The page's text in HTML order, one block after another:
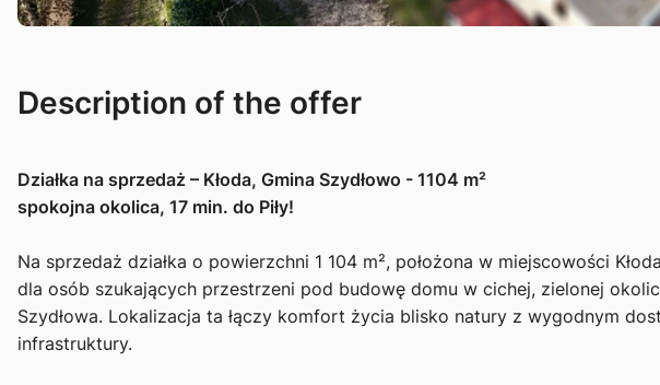
Description of the offer
Działka na sprzedaż – Kłoda, Gmina Szydłowo - 1104 m²
spokojna okolica, 17 min. do Piły!
Na sprzedaż działka o powierzchni 1 104 m², położona w miejscowości
dla osób szukających przestrzeni pod budowę domu w cichej, zielonej
Szydłowa. Lokalizacja ta łączy komfort życia blisko natury z wygodnym
infrastruktury.